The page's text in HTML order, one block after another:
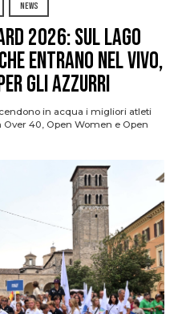
NEWS
2026: sul Lago
entrano nel vivo,
gli azzurri
in acqua i migliori atleti
Over 40, Open Women e Open